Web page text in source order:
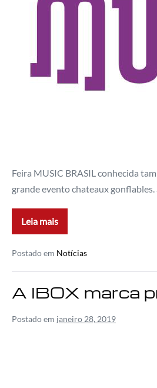
Feira MUSIC BRASIL conhecida
grande evento chateaux
Leia mais
Postado em Notícias
A IBOX marca
Postado em janeiro 28, 2019